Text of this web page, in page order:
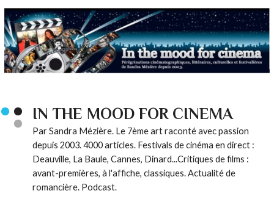
IN THE MOOD FOR CINEMA
Par Sandra Mézière. Le 7ème art raconté avec passion
depuis 2003. 4000 articles. Festivals de cinéma en direct :
Deauville, La Baule, Cannes, Dinard...Critiques de films :
avant-premières, à l'affiche, classiques. Actualité de
romancière. Podcast.